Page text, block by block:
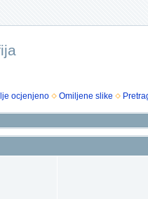
ocjenjeno Omiljene slike